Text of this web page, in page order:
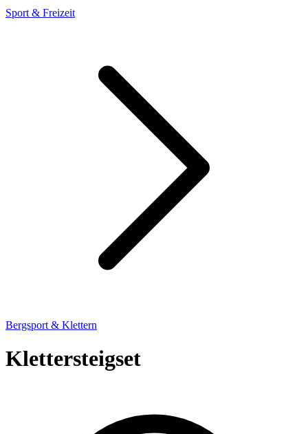
Sport & Freizeit
Bergsport & Klettern
Klettersteigset